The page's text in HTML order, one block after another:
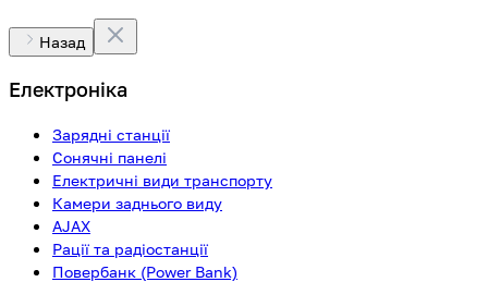
Назад
Електроніка
Зарядні станції
Сонячні панелі
Електричні види транспорту
Камери заднього виду
AJAX
Рації та радіостанції
Повербанк (Power Bank)